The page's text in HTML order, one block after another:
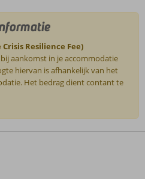
Resilience Fee)
aankomst in je accommodatie
hiervan is afhankelijk van het
Het bedrag dient contant te